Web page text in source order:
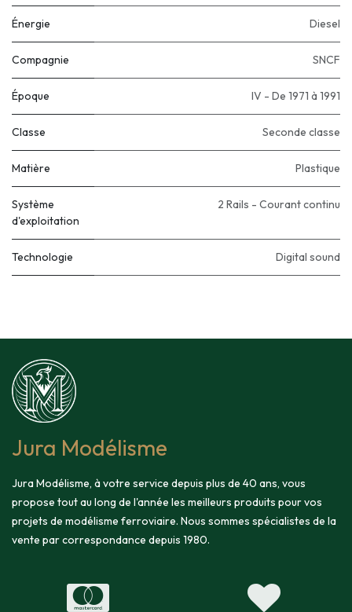
Énergie Diesel
Compagnie SNCF
Époque IV - De 1971 à 1991
Classe Seconde classe
Matière Plastique
Système
d'exploitation
2 Rails - Courant continu
Technologie Digital sound
Jura Modélisme
Jura Modélisme, à votre service depuis plus de 40 ans, vous
propose tout au long de l'année les meilleurs produits pour vos
projets de modélisme ferroviaire. Nous sommes spécialistes de la
vente par correspondance depuis 1980.